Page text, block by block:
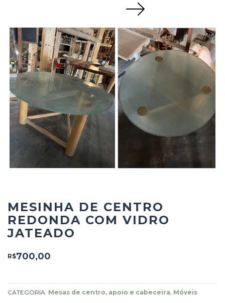
MESINHA DE CENTRO
REDONDA COM VIDRO
JATEADO
R$700,00
CATEGORIA: Mesas de centro, apoio e cabeceira Móveis